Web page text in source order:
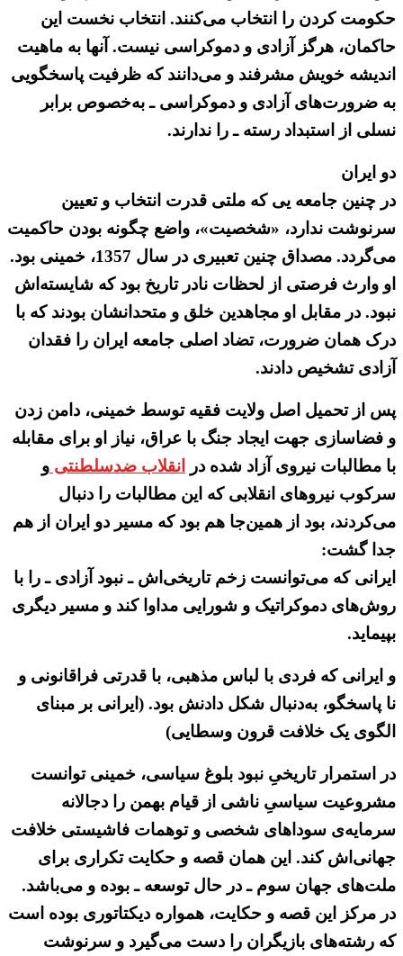
حکومت کردن را انتخاب می‌کنند. انتخاب نخست این
حاکمان، هرگز آزادی و دموکراسی نیست. آنها به ماهیت
اندیشه خویش مشرفند و می‌دانند که ظرفیت پاسخگویی
به ضرورت‌های آزادی و دموکراسی ـ به‌خصوص برابر
نسلی از استبداد رسته ـ را ندارند.
دو ایران
در چنین جامعه یی که ملتی قدرت انتخاب و تعیین
سرنوشت ندارد، «شخصیت»، واضع چگونه بودن حاکمیت
می‌گردد. مصداق چنین تعبیری در سال‌ 1357، خمینی بود.
او وارث فرصتی از لحظات نادر تاریخ بود که شایسته‌اش
نبود. در مقابل او مجاهدین خلق و متحدانشان بودند که با
درک همان ضرورت، تضاد اصلی جامعه ایران را فقدان
آزادی تشخیص دادند.
پس از تحمیل اصل ولایت فقیه توسط خمینی، دامن زدن
و فضاسازی جهت ایجاد جنگ با عراق، نیاز او برای مقابله
با مطالبات نیروی آزاد شده در
انقلاب ضدسلطنتی و
سرکوب نیروهای انقلابی که این مطالبات را دنبال
می‌کردند، بود از همین‌جا هم بود که مسیر دو ایران از هم
جدا گشت:
ایرانی که می‌توانست زخم تاریخی‌اش ـ نبود آزادی ـ را با
روش‌های دموکراتیک و شورایی مداوا کند و مسیر دیگری
بپیماید.
و ایرانی که فردی با لباس مذهبی، با قدرتی فراقانونی و
نا ‌پاسخگو، به‌دنبال شکل دادنش بود. (ایرانی بر مبنای
الگوی یک خلافت قرون وسطایی)
در استمرار تاریخیِ نبود بلوغ سیاسی، خمینی توانست
مشروعیت سیاسیِ ناشی از قیام بهمن را دجالانه
سرمایه‌ی سوداهای شخصی و توهمات فاشیستی خلافت
جهانی‌اش کند. این همان قصه و حکایت تکراری برای
ملت‌های جهان سوم ـ در حال توسعه ـ بوده و می‌باشد.
در مرکز این قصه و حکایت، همواره دیکتاتوری بوده است
که رشته‌های بازیگران را دست می‌گیرد و سرنوشت